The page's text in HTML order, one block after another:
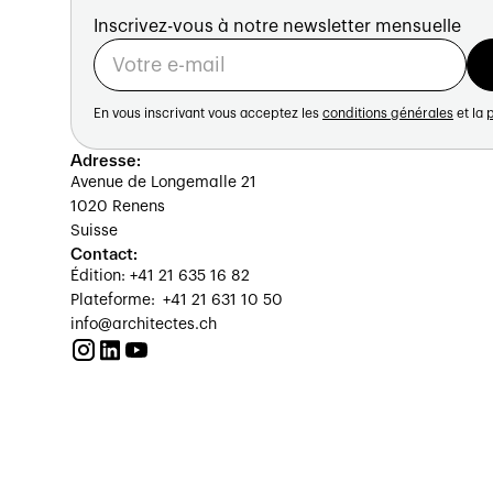
partenaires de conception..
Prestations personnalisées
Chaque mandat bénéficie d’un suivi sur
pilotage structuré, transparent et
planification et la réalisation. Cette
adaptées aux besoins techniques et aux
Nos engagements
L’entreprise valorise un
certifications ISO 9001, 14001 et 45001
Inscrivez-vous à notre newsletter mensuelle
En vous inscrivant vous acceptez les conditions générales et la
Adresse:
Avenue de Longemalle 21
1020 Renens
Suisse
Contact:
Édition: +41 21 635 16 82
Plateforme: +41 21 631 10 50
info@architectes.ch